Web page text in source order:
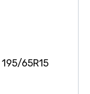
195/65R15